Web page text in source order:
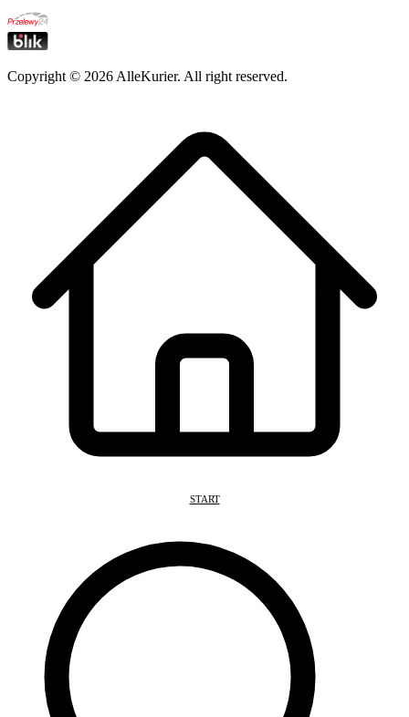
Copyright © 2026 AlleKurier. All right reserved.
START